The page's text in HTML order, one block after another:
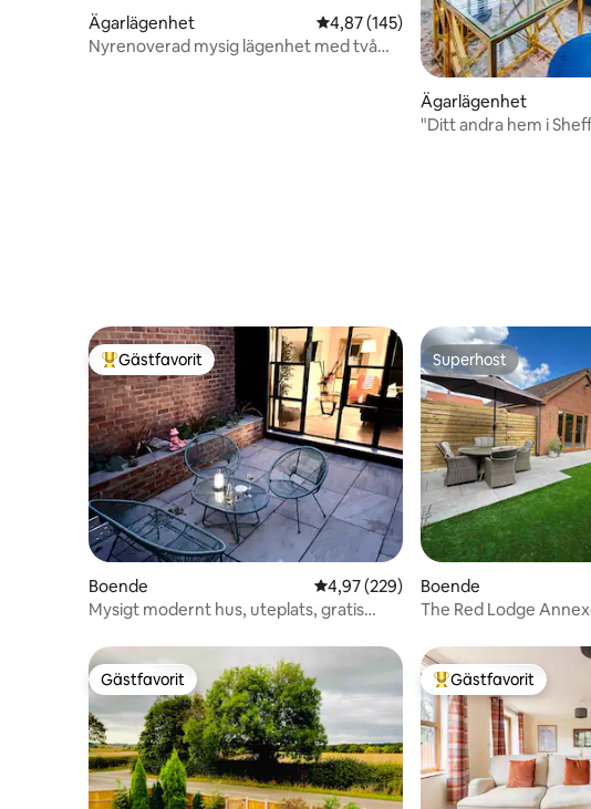
Ägarlägenhet 4,87 av 5 i genomsnittligt betyg, 145
4,87 (145)
Nyrenoverad mysig lägenhet med två
Ägarlägenhet
"Ditt andra hem i
Populär gästfavorit
Gästfavorit
Boende 4,97 av 5 i genomsnittligt betyg,
4,97 (229)
Mysigt modernt hus, uteplats, gratis
Superhost
Superhost
Boende
The Red Lodge
Gästfavorit
Gästfavorit Populär gästfavorit
Gästfavorit